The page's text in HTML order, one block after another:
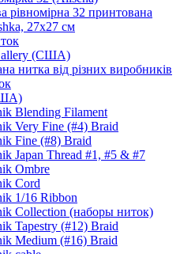
рівномірна 32 принтована
27х27 см
(США)
нитка від різних виробників
Blending Filament
Very Fine (#4) Braid
Fine (#8) Braid
Japan Thread #1, #5 & #7
Ombre
Cord
1/16 Ribbon
Collection (наборы ниток)
Tapestry (#12) Braid
Medium (#16) Braid